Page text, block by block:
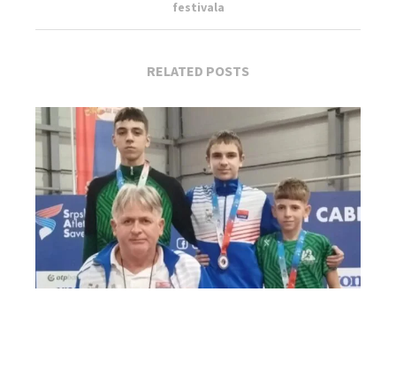
festivala
RELATED POSTS